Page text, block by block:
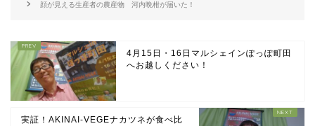
顔が見える生産者の農産物 河内晩柑が届いた！
4月15日・16日マルシェインぽっぽ町田
へお越しください！
実証！AKINAI-VEGEナカツネが食べ比